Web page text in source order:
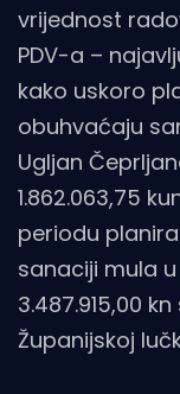
vrijednost
PDV-a –
kako uskoro
obuhvaćaju
Ugljan
1.862.063,75
periodu
sanaciji mula
3.487.915,00
Županijskoj